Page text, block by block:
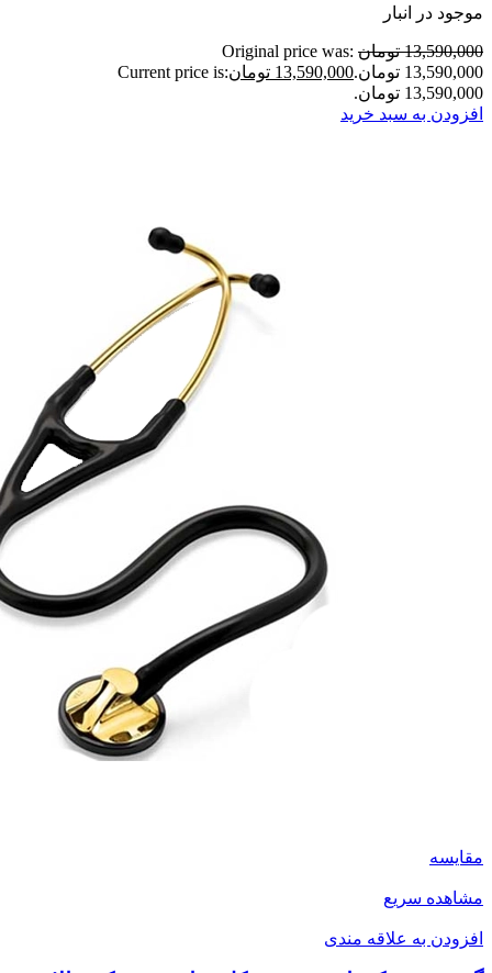
موجود در انبار
13,590,000 تومان
Original price was:
13,590,000 تومان.
13,590,000 تومان
Current price is:
13,590,000 تومان.
افزودن به سبد خرید
مقایسه
مشاهده سریع
افزودن به علاقه مندی